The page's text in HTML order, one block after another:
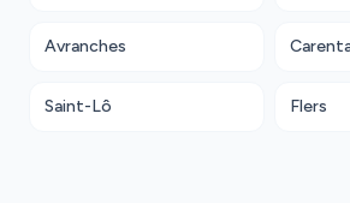
Avranches
Saint-Lô Flers